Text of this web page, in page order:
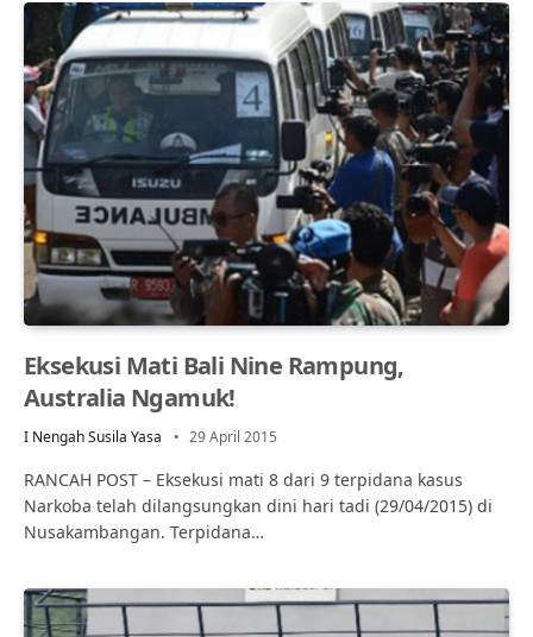
Eksekusi Mati Bali Nine Rampung,
Australia Ngamuk!
I Nengah Susila Yasa 29 April 2015
RANCAH POST – Eksekusi mati 8 dari 9 terpidana kasus
Narkoba telah dilangsungkan dini hari tadi (29/04/2015) di
Nusakambangan. Terpidana…